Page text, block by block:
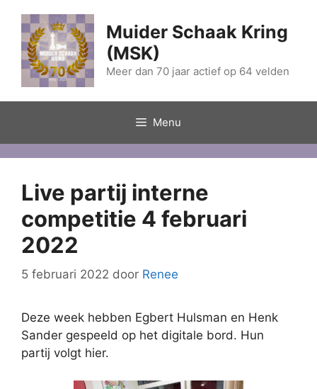
naar
inhoud
Muider Schaak Kring
(MSK)
Meer dan 70 jaar actief op 64 velden
Menu
Live partij interne
competitie 4 februari
2022
5 februari 2022 door Renee
Deze week hebben Egbert Hulsman en Henk
Sander gespeeld op het digitale bord. Hun
partij volgt hier.